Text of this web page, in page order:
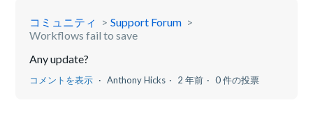
コミュニティ
Support Forum
Workflows fail to save
Any update?
コメントを表示 Anthony Hicks 2 年前 0 件の投票